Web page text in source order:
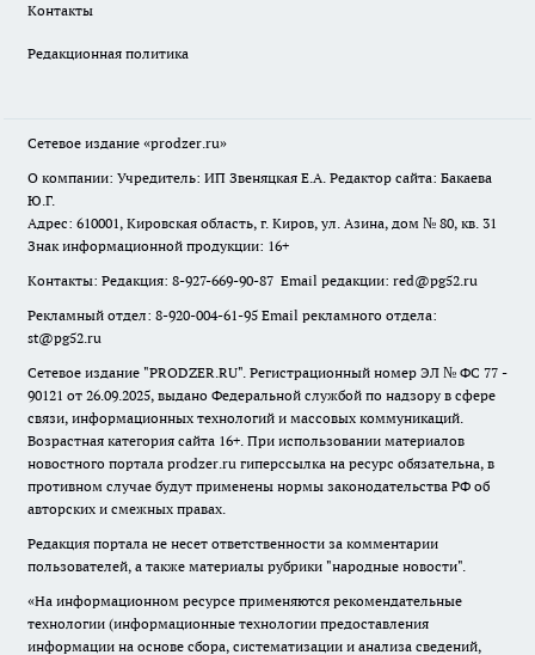
Контакты
Редакционная политика
Сетевое издание «prodzer.ru»
О компании: Учредитель: ИП Звеняцкая Е.А. Редактор сайта: Бакаева
Ю.Г.
Адрес: 610001, Кировская область, г. Киров, ул. Азина, дом № 80, кв. 31
Знак информационной продукции: 16+
Контакты: Редакция: 8-927-669-90-87 Email редакции: red@pg52.ru
Рекламный отдел: 8-920-004-61-95 Email рекламного отдела:
st@pg52.ru
Сетевое издание "PRODZER.RU". Регистрационный номер ЭЛ № ФС 77 -
90121 от 26.09.2025, выдано Федеральной службой по надзору в сфере
связи, информационных технологий и массовых коммуникаций.
Возрастная категория сайта 16+. При использовании материалов
новостного портала prodzer.ru гиперссылка на ресурс обязательна, в
противном случае будут применены нормы законодательства РФ об
авторских и смежных правах.
Редакция портала не несет ответственности за комментарии
пользователей, а также материалы рубрики "народные новости".
«На информационном ресурсе применяются рекомендательные
технологии (информационные технологии предоставления
информации на основе сбора, систематизации и анализа сведений,